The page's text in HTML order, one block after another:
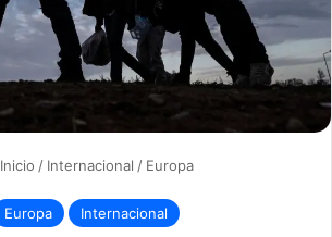
Inicio / Internacional / Europa
Europa Internacional